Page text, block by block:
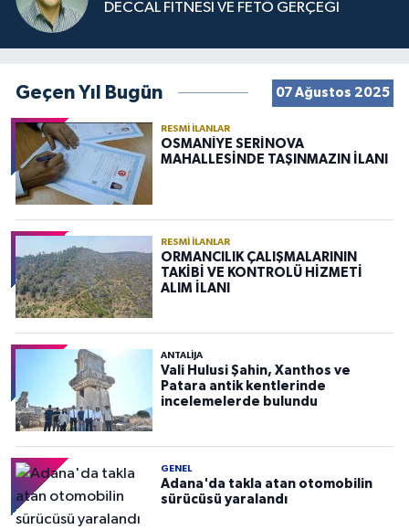
DECCAL FİTNESİ VE FETÖ GERÇEĞİ
Geçen Yıl Bugün 07 Ağustos 2025
RESMI İLANLAR
OSMANİYE SERİNOVA
MAHALLESİNDE TAŞINMAZIN İLANI
RESMI İLANLAR
ORMANCILIK ÇALIŞMALARININ
TAKİBİ VE KONTROLÜ HİZMETİ
ALIM İLANI
ANTALIJA
Vali Hulusi Şahin, Xanthos ve
Patara antik kentlerinde
incelemelerde bulundu
GENEL
Adana'da takla atan otomobilin
sürücüsü yaralandı